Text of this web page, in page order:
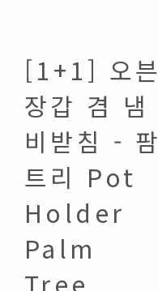
[1+1] 오븐
장갑 겸 냄
비받침 - 팜
트리 Pot
Holder
Palm
Tree